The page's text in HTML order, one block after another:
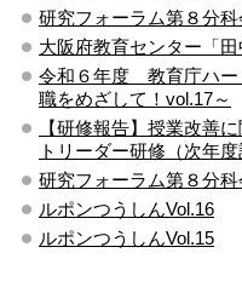
研究フォーラム第８分
大阪府教育センター「
令和６年度 教育庁ハ
職をめざして！vol.17～
【研修報告】授業改善
トリーダー研修（次年
研究フォーラム第８分
ルポンつうしんVol.16
ルポンつうしんVol.15